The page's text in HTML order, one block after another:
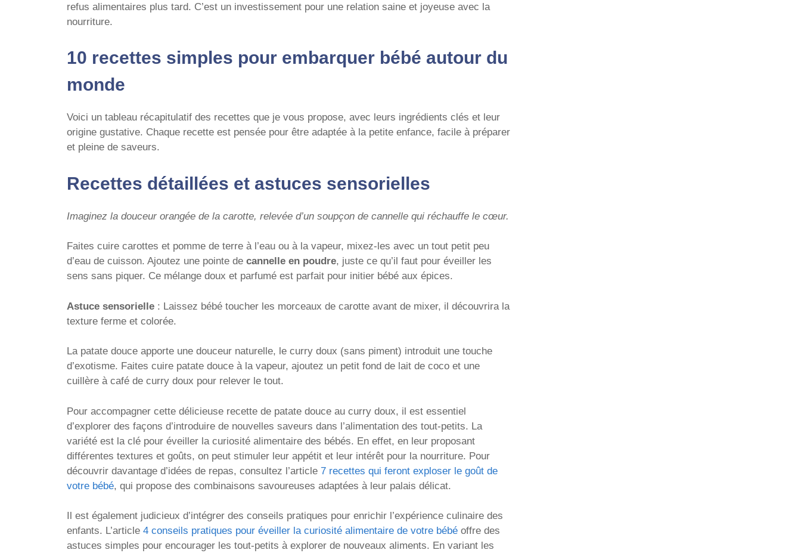
refus alimentaires plus tard. C’est un investissement pour une relation saine et joyeuse avec la
nourriture.
10 recettes simples pour embarquer bébé autour du
monde
Voici un tableau récapitulatif des recettes que je vous propose, avec leurs ingrédients clés et leur
origine gustative. Chaque recette est pensée pour être adaptée à la petite enfance, facile à préparer
et pleine de saveurs.
Recettes détaillées et astuces sensorielles
Imaginez la douceur orangée de la carotte, relevée d’un soupçon de cannelle qui réchauffe le cœur.
Faites cuire carottes et pomme de terre à l’eau ou à la vapeur, mixez-les avec un tout petit peu
d’eau de cuisson. Ajoutez une pointe de cannelle en poudre, juste ce qu’il faut pour éveiller les
sens sans piquer. Ce mélange doux et parfumé est parfait pour initier bébé aux épices.
Astuce sensorielle : Laissez bébé toucher les morceaux de carotte avant de mixer, il découvrira la
texture ferme et colorée.
La patate douce apporte une douceur naturelle, le curry doux (sans piment) introduit une touche
d’exotisme. Faites cuire patate douce à la vapeur, ajoutez un petit fond de lait de coco et une
cuillère à café de curry doux pour relever le tout.
Pour accompagner cette délicieuse recette de patate douce au curry doux, il est essentiel
d’explorer des façons d’introduire de nouvelles saveurs dans l’alimentation des tout-petits. La
variété est la clé pour éveiller la curiosité alimentaire des bébés. En effet, en leur proposant
différentes textures et goûts, on peut stimuler leur appétit et leur intérêt pour la nourriture. Pour
découvrir davantage d’idées de repas, consultez l’article 7 recettes qui feront exploser le goût de
votre bébé, qui propose des combinaisons savoureuses adaptées à leur palais délicat.
Il est également judicieux d’intégrer des conseils pratiques pour enrichir l’expérience culinaire des
enfants. L’article 4 conseils pratiques pour éveiller la curiosité alimentaire de votre bébé offre des
astuces simples pour encourager les tout-petits à explorer de nouveaux aliments. En variant les